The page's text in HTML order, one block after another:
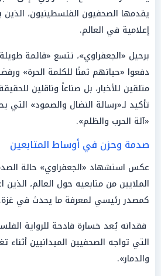
يقدمها الصحفيون الفلسطينيون،
إعلامية في العالم.
برحيل «الجعفراوي»، تتسع «قائمة
دفعوا «حياتهم ثمنًا للكلمة الحرة»
متلقين للأخبار، بل صناعاً وناقلين
تأكيد لـ«رسالة النضال والصمود»
«آلة الحرب والظلم».
صدمة وحزن في أوساط المتابعين
عكس استشهاد «الجعفراوي» حالة
الملايين من متابعيه حول العالم،
كمصدر رئيسي لمعرفة ما يحدث في غزة.
فقدانه يُعد خسارة فادحة للرواية
التي تواجه الصحفيين الميدانيين أثناء
والدمار».